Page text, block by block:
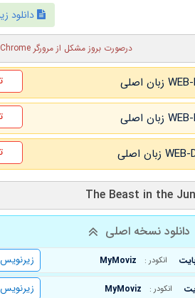
دانلود
درصورت بروز مشکل از مرورگر Google Chrome استفاده کنید
دانلود نسخه اصلی
انکودر : MyMoviz
زیرنویس
انکودر : MyMoviz
زیرنویس